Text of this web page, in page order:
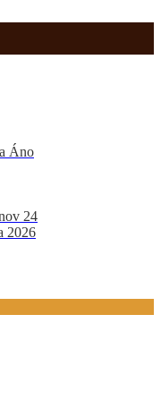
Áno
24
2026